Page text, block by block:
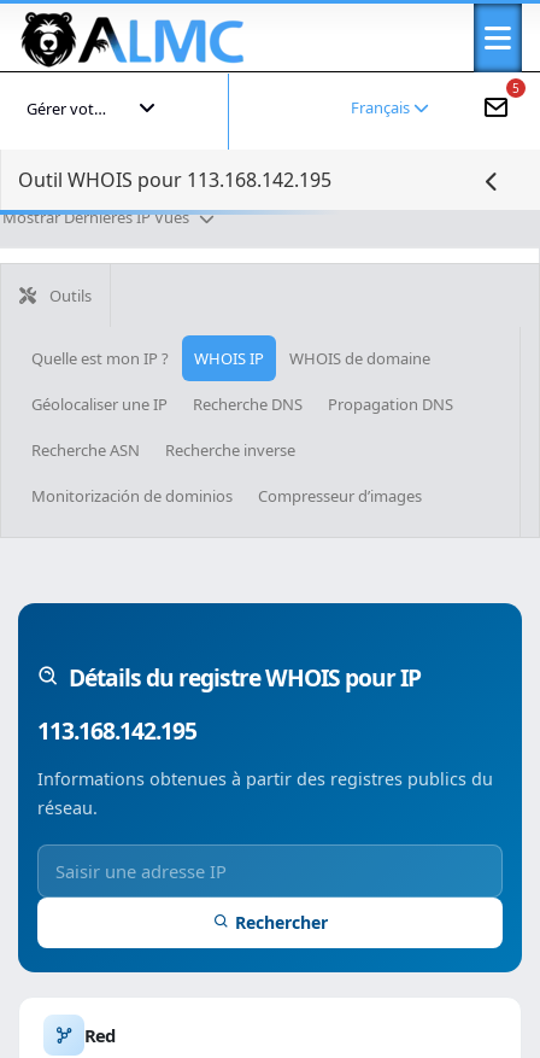
5
Français
Gérer votre compte
Outil WHOIS pour 113.168.142.195
Mostrar Dernières IP Vues
Outils
Quelle est mon IP ? WHOIS IP WHOIS de domaine
Géolocaliser une IP Recherche DNS Propagation DNS
Recherche ASN Recherche inverse
Monitorización de dominios Compresseur d’images
Détails du registre WHOIS pour IP
113.168.142.195
Informations obtenues à partir des registres publics du
réseau.
Rechercher
Red